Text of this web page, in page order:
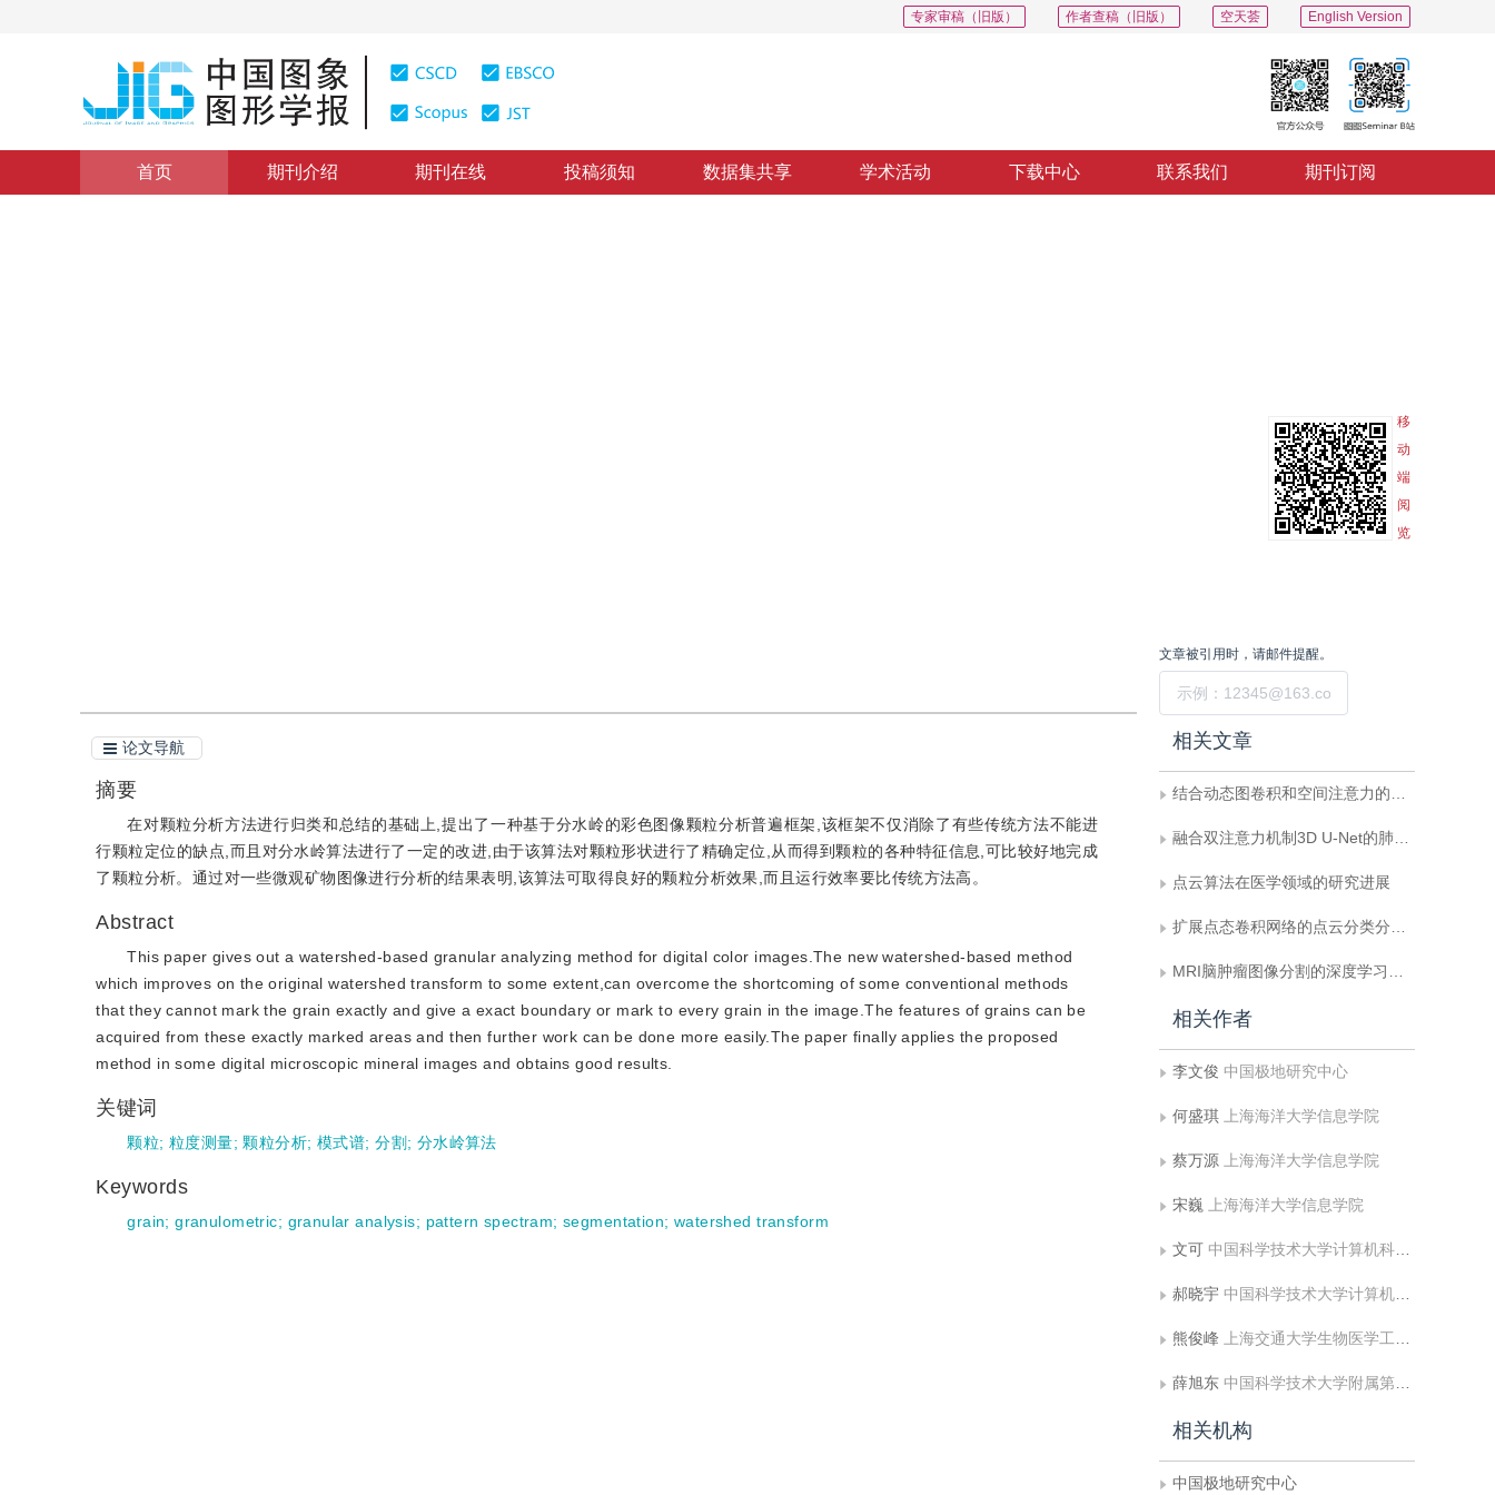
English Version
空天荟
作者查稿（旧版）
专家审稿（旧版）
首页 期刊介绍 期刊在线 投稿须知 数据集共享 学术活动 下载中心 联系我们 期刊订阅
移
动
端
阅
览
论文导航
摘要
在对颗粒分析方法进行归类和总结的基础上,提出了一种基于分水岭的彩色图像颗粒分析普遍框架,该框架不仅消除了有些传统方法不能进
行颗粒定位的缺点,而且对分水岭算法进行了一定的改进,由于该算法对颗粒形状进行了精确定位,从而得到颗粒的各种特征信息,可比较好地完成
了颗粒分析。通过对一些微观矿物图像进行分析的结果表明,该算法可取得良好的颗粒分析效果,而且运行效率要比传统方法高。
Abstract
This paper gives out a watershed-based granular analyzing method for digital color images.The new watershed-based method
which improves on the original watershed transform to some extent,can overcome the shortcoming of some conventional methods
that they cannot mark the grain exactly and give a exact boundary or mark to every grain in the image.The features of grains can be
acquired from these exactly marked areas and then further work can be done more easily.The paper finally applies the proposed
method in some digital microscopic mineral images and obtains good results.
关键词
颗粒; 粒度测量;颗粒分析; 模式谱;分割 ; 分水岭算法
Keywords
grain;granulometric; granular analysis; pattern spectram;segmentation; watershed transform
文章被引用时，请邮件提醒。
相关文章
结合动态图卷积和空间注意力的点云分类与分割
融合双注意力机制3D U-Net的肺肿瘤分割
点云算法在医学领域的研究进展
扩展点态卷积网络的点云分类分割模型
MRI脑肿瘤图像分割的深度学习方法综述
相关作者
李文俊 中国极地研究中心
何盛琪 上海海洋大学信息学院
蔡万源 上海海洋大学信息学院
宋巍 上海海洋大学信息学院
文可 中国科学技术大学计算机科学与技术学院
郝晓宇 中国科学技术大学计算机科学与技术学院
熊俊峰 上海交通大学生物医学工程学院;腾讯医疗健康
薛旭东 中国科学技术大学附属第一医院 肿瘤放疗科
相关机构
中国极地研究中心